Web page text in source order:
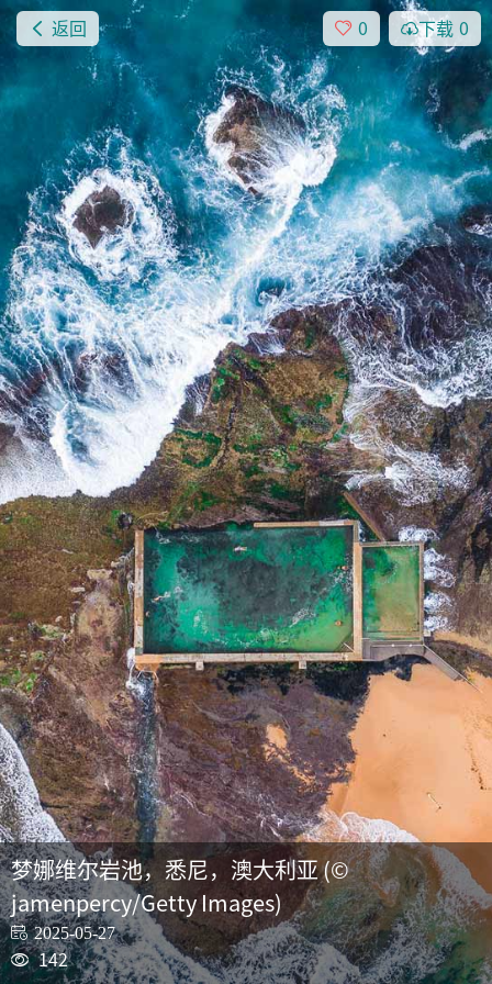
返回 0 下载 0
梦娜维尔岩池，悉尼，澳大利亚 (©
jamenpercy/Getty Images)
2025-05-27
142